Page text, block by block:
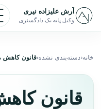
پرش به محتوا
آرش علیزاده نیری
وکیل پایه یک دادگستری
خانه دسته‌بندی نشده قانون کاهش
قانون